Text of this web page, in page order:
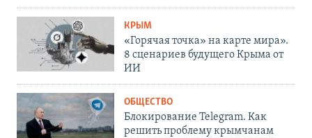
КРЫМ
«Горячая точка» на карте мира».
8 сценариев будущего Крыма от
ИИ
ОБЩЕСТВО
Блокирование Telegram. Как
решить проблему крымчанам